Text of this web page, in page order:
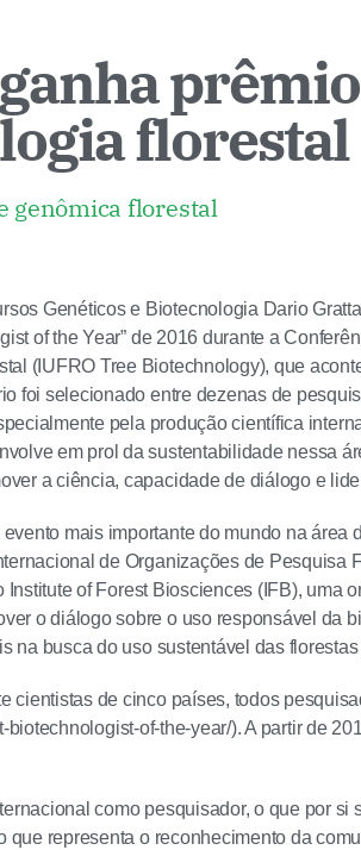
prêmio
florestal
genômica florestal
Genéticos e Biotecnologia Dario
of the Year” de 2016 durante a
(IUFRO Tree Biotechnology), que
foi selecionado entre dezenas de
pela produção científica
em prol da sustentabilidade nessa
a ciência, capacidade de diálogo e
mais importante do mundo na área
de Organizações de Pesquisa
of Forest Biosciences (IFB), uma
o diálogo sobre o uso responsável da
na busca do uso sustentável das florestas
cientistas de cinco países, todos
biotechnologist-of-the-year/). A partir de
como pesquisador, o que por si
que representa o reconhecimento da